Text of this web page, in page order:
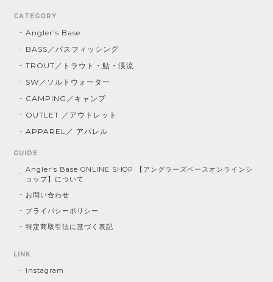
CATEGORY
Angler's Base
BASS／バスフィッシング
TROUT／トラウト・鮎・渓流
SW／ソルトウォーター
CAMPING／キャンプ
OUTLET ／アウトレット
APPAREL／ アパレル
GUIDE
Angler's Base ONLINE SHOP 【アングラーズベースオンラインシ
ョップ】について
お問い合わせ
プライバシーポリシー
特定商取引法に基づく表記
LINK
Instagram